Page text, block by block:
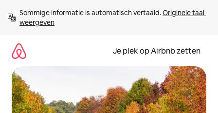
direct
naar
Sommige informatie is automatisch vertaald. Originele taal
weergeven
Je plek op Airbnb zetten